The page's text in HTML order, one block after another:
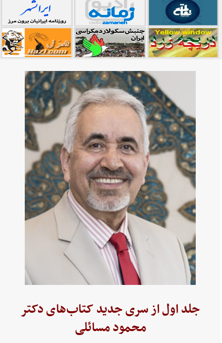
جلد اول از سری جدید کتاب‌های دکتر
محمود مسائلی